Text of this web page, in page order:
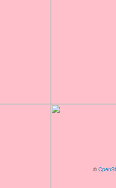
©